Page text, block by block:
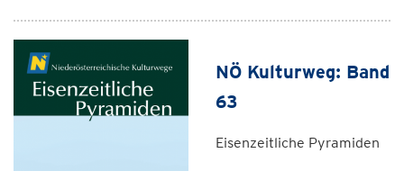
NÖ Kulturweg: Band
63
Eisenzeitliche Pyramiden